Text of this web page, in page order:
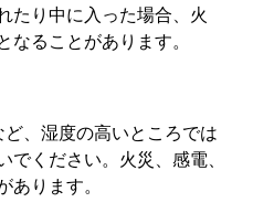
たり中に入った場合、火
なることがあります。
、湿度の高いところでは
でください。火災、感電、
あります。